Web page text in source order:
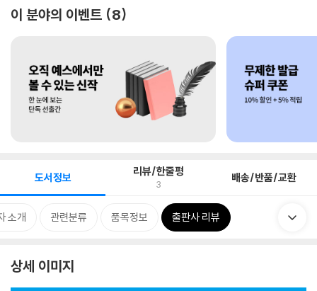
이 분야의 이벤트 8
도서정보 리뷰/한줄평
3 배송/반품/교환
소개 관련분류 품목정보 출판사 리뷰
상세 이미지